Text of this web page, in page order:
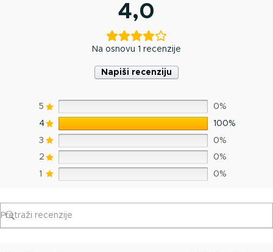
4,0
Na osnovu 1 recenzije
Napiši recenziju
5
0%
4
100%
3
0%
2
0%
1
0%